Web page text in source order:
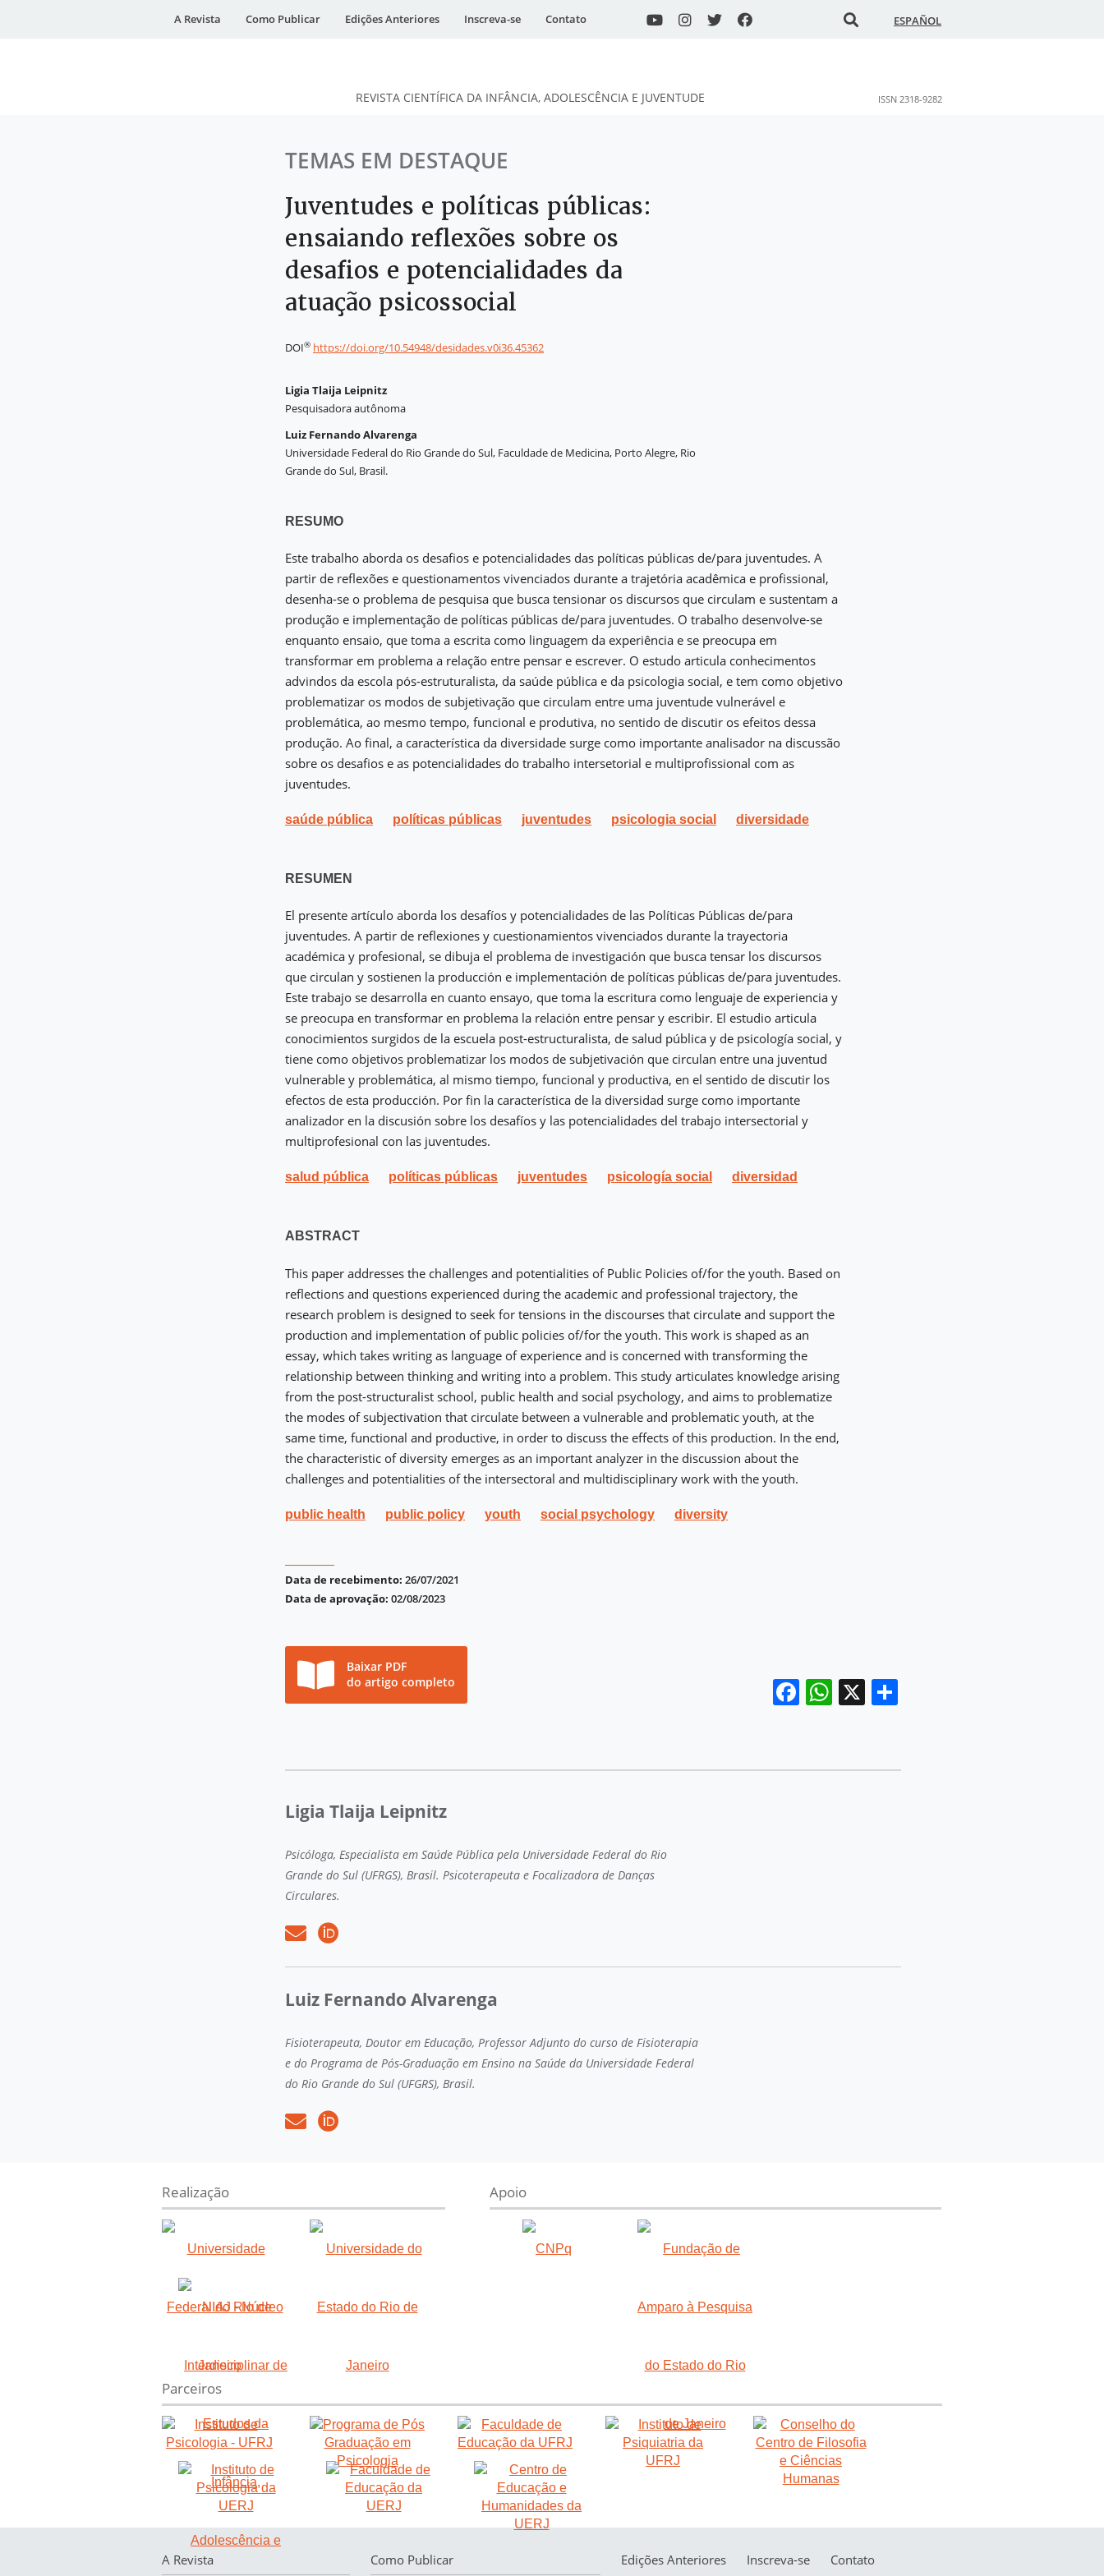
A Revista Como Publicar Edições Anteriores Inscreva-se Contato ESPAÑOL
DESidades
REVISTA CIENTÍFICA DA INFÂNCIA, ADOLESCÊNCIA E JUVENTUDE ISSN 2318-9282
TEMAS EM DESTAQUE
Juventudes e políticas públicas:
ensaiando reflexões sobre os
desafios e potencialidades da
atuação psicossocial
DOI® https://doi.org/10.54948/desidades.v0i36.45362
Ligia Tlaija Leipnitz
Pesquisadora autônoma
Luiz Fernando Alvarenga
Universidade Federal do Rio Grande do Sul, Faculdade de Medicina, Porto Alegre, Rio
Grande do Sul, Brasil.
RESUMO
Este trabalho aborda os desafios e potencialidades das políticas públicas de/para juventudes. A
partir de reflexões e questionamentos vivenciados durante a trajetória acadêmica e profissional,
desenha-se o problema de pesquisa que busca tensionar os discursos que circulam e sustentam a
produção e implementação de políticas públicas de/para juventudes. O trabalho desenvolve-se
enquanto ensaio, que toma a escrita como linguagem da experiência e se preocupa em
transformar em problema a relação entre pensar e escrever. O estudo articula conhecimentos
advindos da escola pós-estruturalista, da saúde pública e da psicologia social, e tem como objetivo
problematizar os modos de subjetivação que circulam entre uma juventude vulnerável e
problemática, ao mesmo tempo, funcional e produtiva, no sentido de discutir os efeitos dessa
produção. Ao final, a característica da diversidade surge como importante analisador na discussão
sobre os desafios e as potencialidades do trabalho intersetorial e multiprofissional com as
juventudes.
saúde pública políticas públicas juventudes psicologia social diversidade
RESUMEN
El presente artículo aborda los desafíos y potencialidades de las Políticas Públicas de/para
juventudes. A partir de reflexiones y cuestionamientos vivenciados durante la trayectoria
académica y profesional, se dibuja el problema de investigación que busca tensar los discursos
que circulan y sostienen la producción e implementación de políticas públicas de/para juventudes.
Este trabajo se desarrolla en cuanto ensayo, que toma la escritura como lenguaje de experiencia y
se preocupa en transformar en problema la relación entre pensar y escribir. El estudio articula
conocimientos surgidos de la escuela post-estructuralista, de salud pública y de psicología social, y
tiene como objetivos problematizar los modos de subjetivación que circulan entre una juventud
vulnerable y problemática, al mismo tiempo, funcional y productiva, en el sentido de discutir los
efectos de esta producción. Por fin la característica de la diversidad surge como importante
analizador en la discusión sobre los desafíos y las potencialidades del trabajo intersectorial y
multiprofesional con las juventudes.
salud pública políticas públicas juventudes psicología social diversidad
ABSTRACT
This paper addresses the challenges and potentialities of Public Policies of/for the youth. Based on
reflections and questions experienced during the academic and professional trajectory, the
research problem is designed to seek for tensions in the discourses that circulate and support the
production and implementation of public policies of/for the youth. This work is shaped as an
essay, which takes writing as language of experience and is concerned with transforming the
relationship between thinking and writing into a problem. This study articulates knowledge arising
from the post-structuralist school, public health and social psychology, and aims to problematize
the modes of subjectivation that circulate between a vulnerable and problematic youth, at the
same time, functional and productive, in order to discuss the effects of this production. In the end,
the characteristic of diversity emerges as an important analyzer in the discussion about the
challenges and potentialities of the intersectoral and multidisciplinary work with the youth.
public health public policy youth social psychology diversity
Data de recebimento: 26/07/2021
Data de aprovação: 02/08/2023
Baixar PDF
do artigo completo
Facebook
WhatsApp
X
Ligia Tlaija Leipnitz
Psicóloga, Especialista em Saúde Pública pela Universidade Federal do Rio
Grande do Sul (UFRGS), Brasil. Psicoterapeuta e Focalizadora de Danças
Circulares.
Luiz Fernando Alvarenga
Fisioterapeuta, Doutor em Educação, Professor Adjunto do curso de Fisioterapia
e do Programa de Pós-Graduação em Ensino na Saúde da Universidade Federal
do Rio Grande do Sul (UFGRS), Brasil.
Realização Apoio
Parceiros
A Revista Como Publicar Edições Anteriores Inscreva-se Contato